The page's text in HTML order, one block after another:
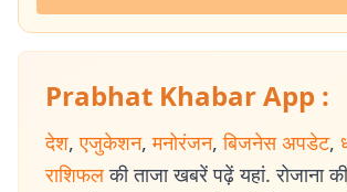
Prabhat Khabar App :
देश, एजुकेशन, मनोरंजन, बिजनेस अपडेट,
राशिफल की ताजा खबरें पढ़ें यहां. रोजाना